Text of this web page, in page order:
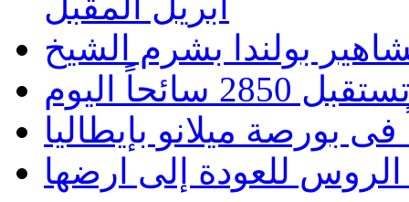
بولندا بشرم الشيخ
اليوم
للعودة إلى ارضها